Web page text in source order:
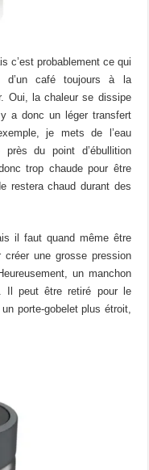
c’est probablement ce qui
d’un café toujours à la
Oui, la chaleur se dissipe
a donc un léger transfert
je mets de l’eau
près du point d’ébullition
trop chaude pour être
restera chaud durant des
il faut quand même être
une grosse pression
un manchon
Il peut être retiré pour le
porte-gobelet plus étroit,